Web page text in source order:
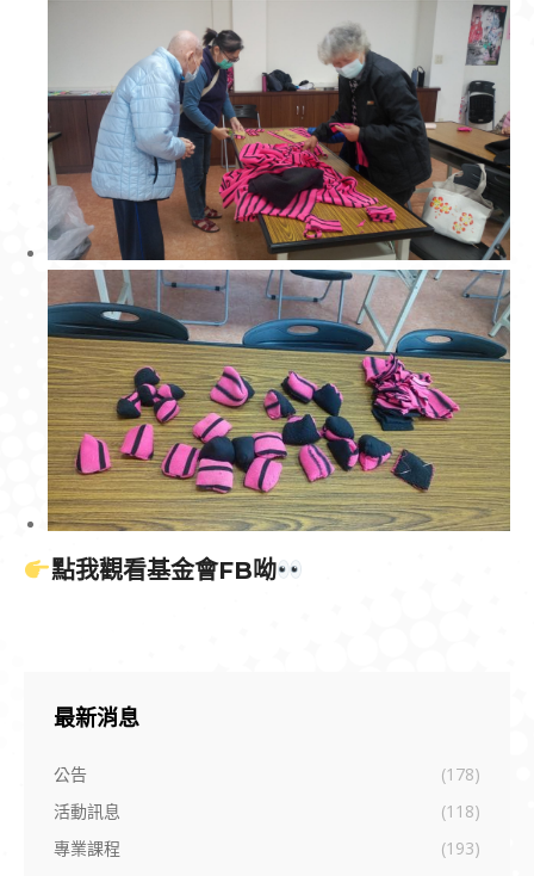
點我觀看基金會FB呦
最新消息
公告
(178)
活動訊息
(118)
專業課程
(193)